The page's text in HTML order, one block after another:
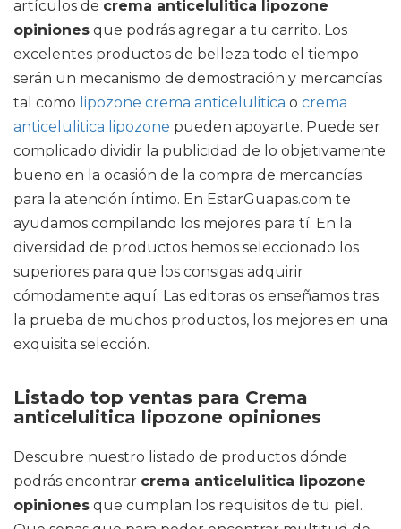
artículos de crema anticelulitica lipozone
opiniones que podrás agregar a tu carrito. Los
excelentes productos de belleza todo el tiempo
serán un mecanismo de demostración y mercancías
tal como lipozone crema anticelulitica o crema
anticelulitica lipozone pueden apoyarte. Puede ser
complicado dividir la publicidad de lo objetivamente
bueno en la ocasión de la compra de mercancías
para la atención íntimo. En EstarGuapas.com te
ayudamos compilando los mejores para tí. En la
diversidad de productos hemos seleccionado los
superiores para que los consigas adquirir
cómodamente aquí. Las editoras os enseñamos tras
la prueba de muchos productos, los mejores en una
exquisita selección.
Listado top ventas para Crema
anticelulitica lipozone opiniones
Descubre nuestro listado de productos dónde
podrás encontrar crema anticelulitica lipozone
opiniones que cumplan los requisitos de tu piel.